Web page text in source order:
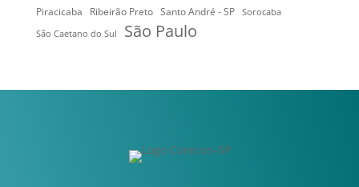
Piracicaba Ribeirão Preto Santo André - SP
Sorocaba
São Caetano do Sul
São Paulo